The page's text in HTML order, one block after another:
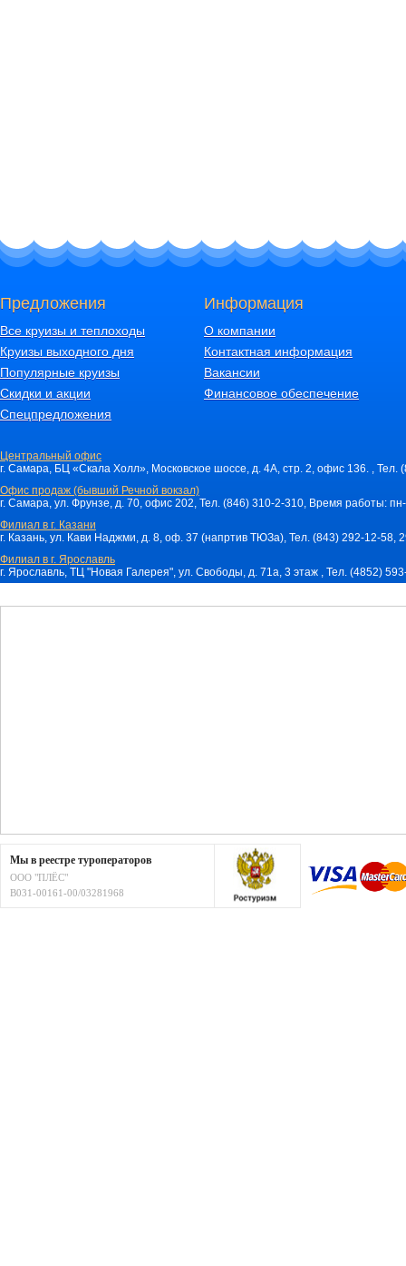
Предложения
Все круизы и теплоходы
Круизы выходного дня
Популярные круизы
Скидки и акции
Спецпредложения
Информация
О компании
Контактная информация
Вакансии
Финансовое обеспечение
Центральный офис
г. Самара, БЦ «Скала Холл», Московское шоссе, д. 4А, стр. 2, офис 136. ,
Офис продаж (бывший Речной вокзал)
г. Самара, ул. Фрунзе, д. 70, офис 202, Тел. (846) 310-2-310, Время работы:
Филиал в г. Казани
г. Казань, ул. Кави Наджми, д. 8, оф. 37 (напртив ТЮЗа), Тел. (843) 292-12-
Филиал в г. Ярославль
г. Ярославль, ТЦ "Новая Галерея", ул. Свободы, д. 71a, 3 этаж , Тел. (4852)
Мы в реестре туроператоров
ООО "ПЛЁС"
В031-00161-00/03281968